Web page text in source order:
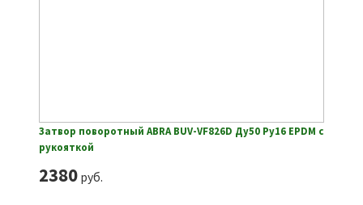
Затвор поворотный ABRA BUV-VF826D Ду50 Ру16 EPDM с
рукояткой
2380руб.